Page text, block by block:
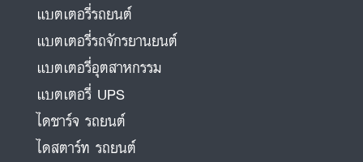
แบตเตอรี่รถยนต์
แบตเตอรี่รถจักรยานยนต์
แบตเตอรี่อุตสาหกรรม
แบตเตอรี่ UPS
ไดชาร์จ รถยนต์
ไดสตาร์ท รถยนต์